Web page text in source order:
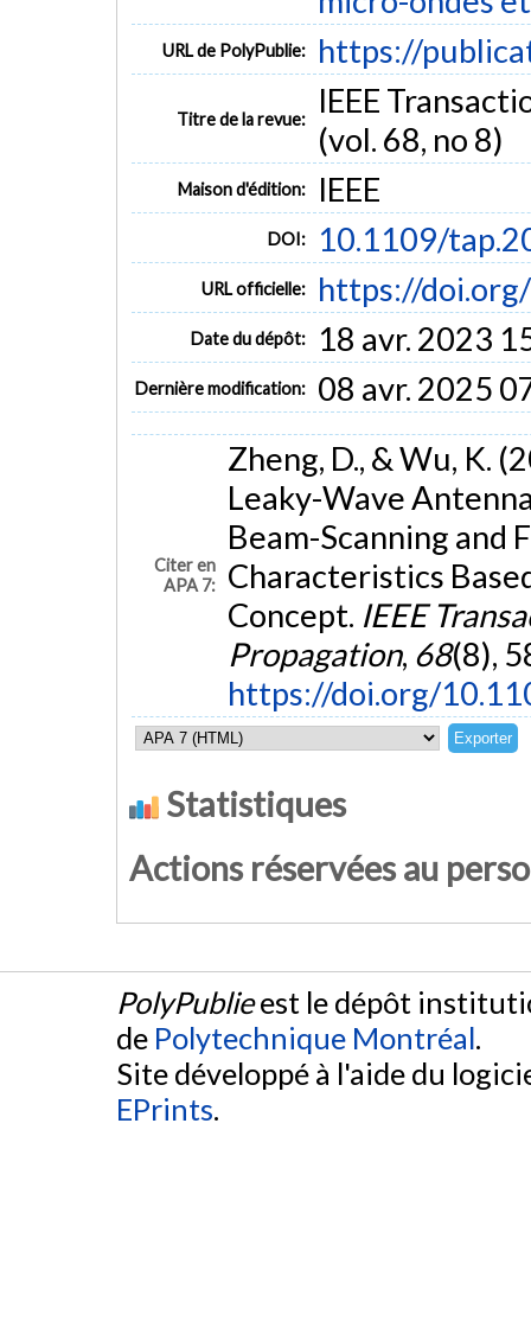
URL de PolyPublie: https://
Titre de la revue:
IEEE
(vol. 68, no 8)
Maison d'édition: IEEE
DOI: 10.1109/
URL officielle: https://
Date du dépôt: 18 avr. 2023
Dernière modification: 08 avr. 2025
Citer en
APA 7:
Zheng, D., & Wu, K.
Leaky-Wave
Beam-Scanning and
Characteristics
Concept. IEEE
Propagation, 68(8),
https://doi.org/
Statistiques
Actions réservées au
PolyPublieest le dépôt
de Polytechnique Montréal.
Site développé à l'aide du
EPrints.